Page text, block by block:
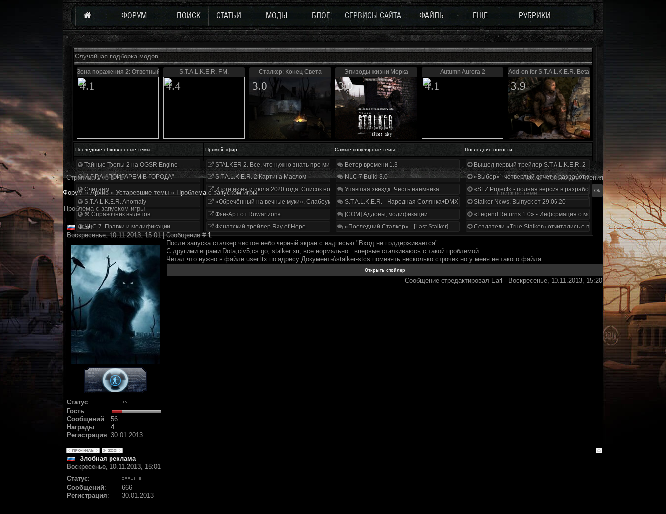
ФОРУМ ПОИСК СТАТЬИ МОДЫ БЛОГ СЕРВИСЫ САЙТА ФАЙЛЫ ЕЩЕ РУБРИКИ
Случайная подборка модов
Зона поражения 2: Ответный удар
4.1
S.T.A.L.K.E.R. F.M.
4.4
Сталкер: Конец Света
3.0
Эпизоды жизни Мерка
3.0
Autumn Aurora 2
4.1
Add-on for S.T.A.L.K.E.R. Beta
3.9
Последние обновленные темы Прямой эфир Самые популярные темы Последние новости
Тайные Тропы 2 на OGSR Engine
И.Г.Р.А. "ПОИГАРЕМ В ГОРОДА"
Считаем
S.T.A.L.K.E.R. Anomaly
⚒ Справочник вылетов
NLC 7. Правки и модификации
STALKER 2. Все, что нужно знать про мир, геймплей и сюжет | Разбор трейлера
S.T.A.L.K.E.R. 2 Картина Маслом
Итоги июня и июля 2020 года. Список нововведений
«Обречённый на вечные муки». Слабоумие и отвага
Фан-Арт от Ruwartzone
Фанатский трейлер Ray of Hope
Ветер времени 1.3
NLC 7 Build 3.0
Упавшая звезда. Честь наёмника
S.T.A.L.K.E.R. - Народная Солянка+DMX 1.3.5.ООП.МА.К.
[COM] Аддоны, модификации.
«Последний Сталкер» - [Last Stalker]
Вышел первый трейлер S.T.A.L.K.E.R. 2
«Выбор» - четвертый отчет о разработке!
«SFZ Project» - полная версия в разработке!
Stalker News. Выпуск от 29.06.20
«Legend Returns 1.0» - Информация о моде за июнь 2020
Создатели «True Stalker» отчитались о проделанной работе
Страница1из1 1
Архив - только для чтения
Форум » Архив » Устаревшие темы » Проблема с запуском игры
Проблема с запуском игры
Earl
Воскресенье, 10.11.2013, 15:01 | Сообщение #1
Статус:
Гость:
Сообщений:
56
Награды:
4
Регистрация: 30.01.2013
После запуска сталкер чистое небо черный экран с надписью "Вход не поддерживается".
С другими играми Dota,civ5,cs go, stalker зп, все нормально.. впервые сталкиваюсь с такой проблемой.
Читал что нужно в файле user.ltx по адресу Документы\stalker-stcs поменять несколько строчек но у меня не такого файла..
Сообщение отредактировал Earl - Воскресенье, 10.11.2013, 15:20
Злобная реклама
Воскресенье, 10.11.2013, 15:01
Статус:
Сообщений:
666
Регистрация: 30.01.2013